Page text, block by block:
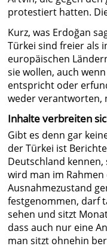
protestiert hatten.
Kurz, was Erdoğan
Türkei sind freier als
europäischen
sie wollen, auch
entspricht oder
weder verantworten,
Inhalte verbreiten
Gibt es denn gar
der Türkei ist
Deutschland
wird man im
Ausnahmezustand
festgenommen, darf
sehen und sitzt
dass auch nur eine
man sitzt ohnehin